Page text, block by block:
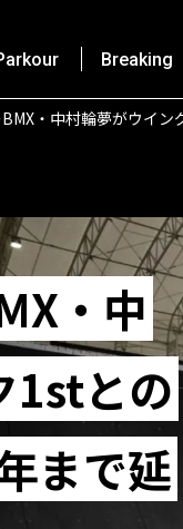
Breaking
・中村輪夢がウイ
・中
1stとの
まで延